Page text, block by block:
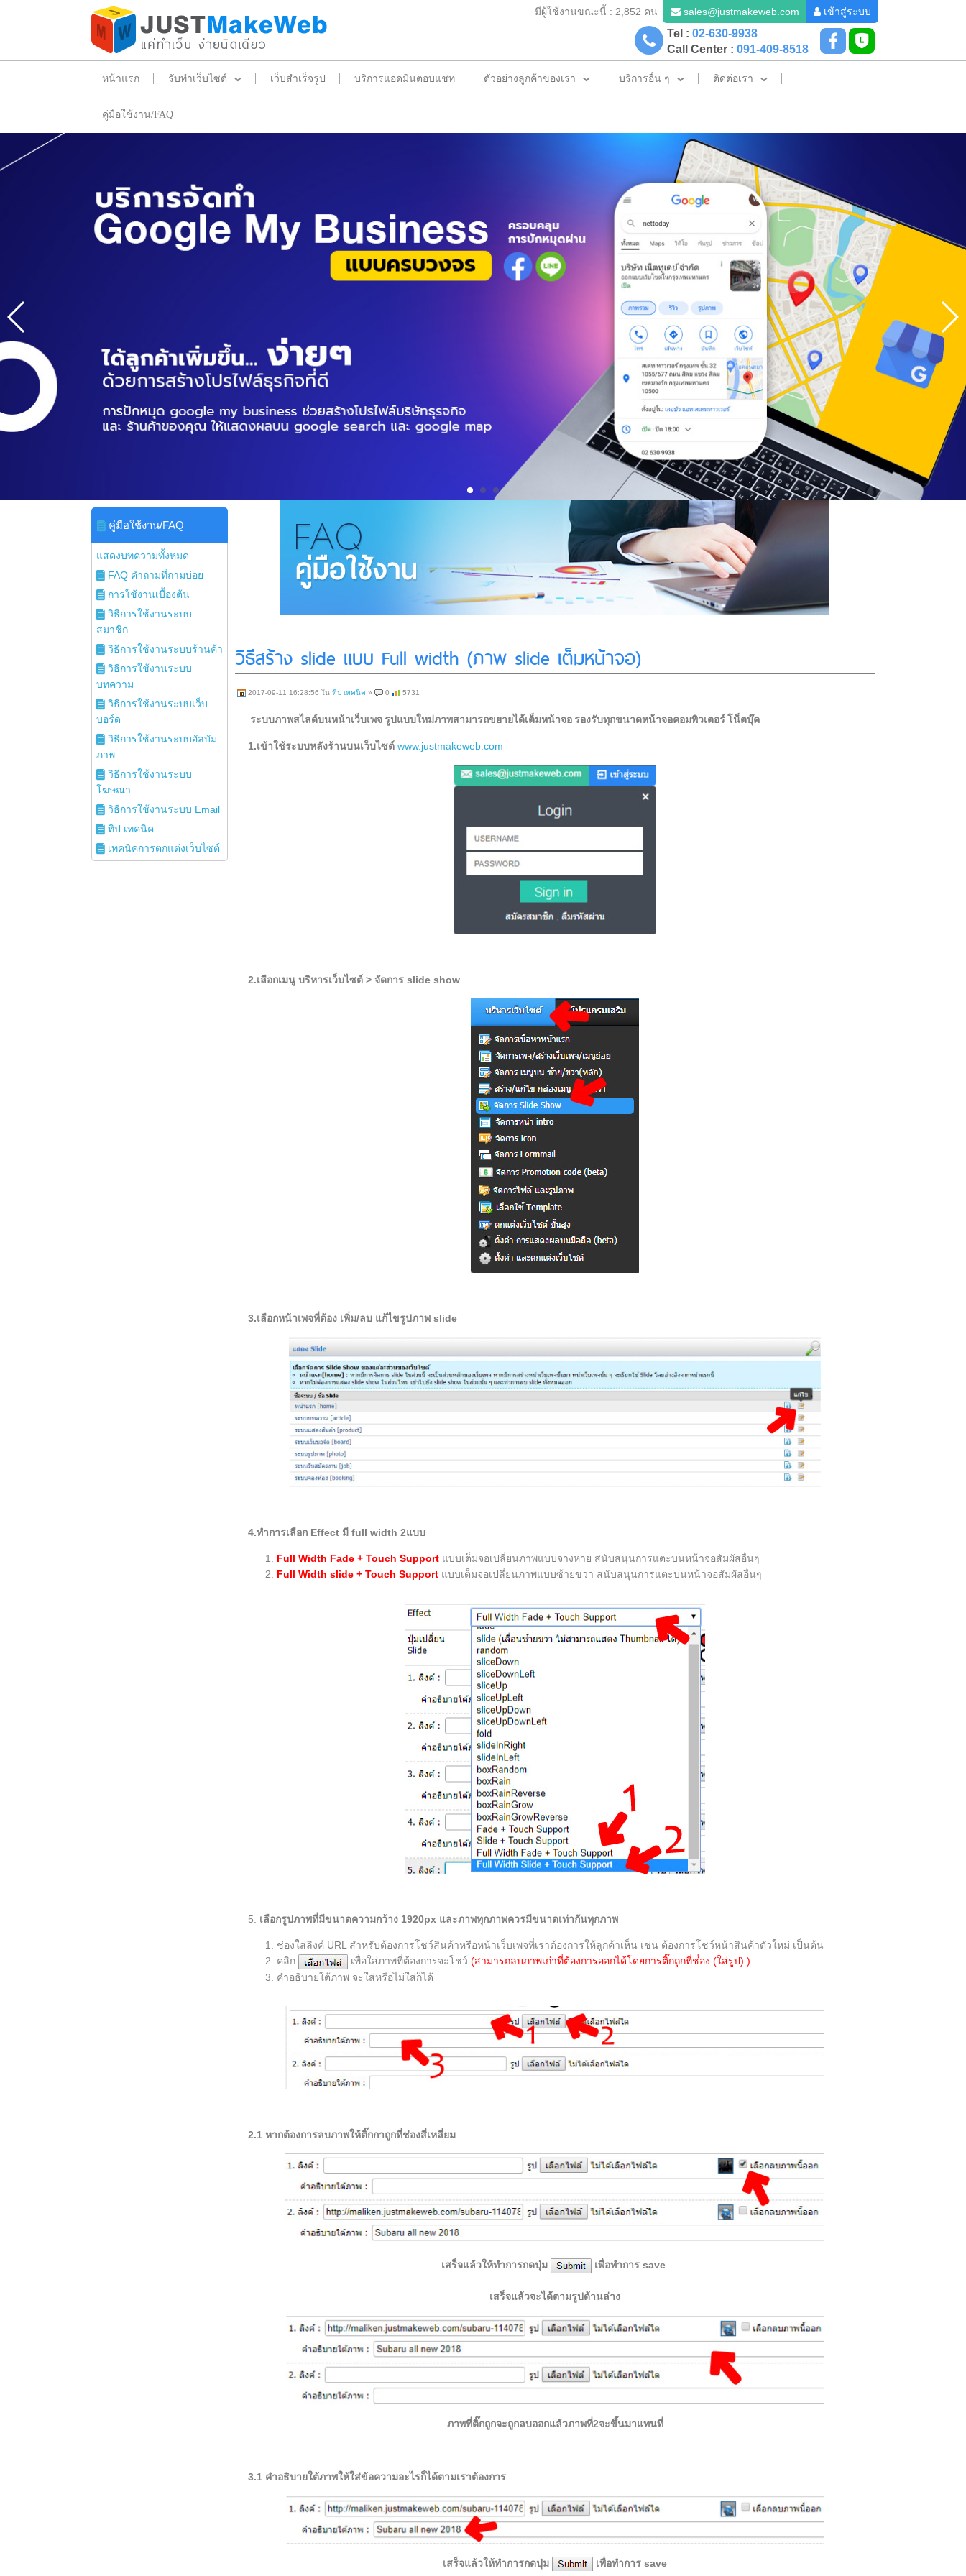
sales@justmakeweb.com เข้าสู่ระบบ
มีผู้ใช้งานขณะนี้ : 2,852 คน
Tel : 02-630-9938
Call Center : 091-409-8518
หน้าแรก รับทำเว็บไซต์ เว็บสำเร็จรูป บริการแอดมินตอบแชท ตัวอย่างลูกค้าของเรา บริการอื่น ๆ ติดต่อเรา
คู่มือใช้งาน/FAQ
คู่มือใช้งาน/FAQ
แสดงบทความทั้งหมด
FAQ คำถามที่ถามบ่อย
การใช้งานเบื้องต้น
วิธีการใช้งานระบบ
สมาชิก
วิธีการใช้งานระบบร้านค้า
วิธีการใช้งานระบบ
บทความ
วิธีการใช้งานระบบเว็บ
บอร์ด
วิธีการใช้งานระบบอัลบัม
ภาพ
วิธีการใช้งานระบบ
โฆษณา
วิธีการใช้งานระบบ Email
ทิป เทคนิค
เทคนิคการตกแต่งเว็บไซต์
วิธีสร้าง slide แบบ Full width (ภาพ slide เต็มหน้าจอ)
2017-09-11 16:28:56 ใน ทิป เทคนิค » 0 5731
ระบบภาพสไลด์บนหน้าเว็บเพจ รูปแบบใหม่ภาพสามารถขยายได้เต็มหน้าจอ รองรับทุกขนาดหน้าจอคอมพิวเตอร์ โน็ตบุ๊ค
1.เข้าใช้ระบบหลังร้านบนเว็บไซต์ www.justmakeweb.com
2.เลือกเมนู บริหารเว็บไซต์ > จัดการ slide show
3.เลือกหน้าเพจที่ต้อง เพิ่ม/ลบ แก้ไขรูปภาพ slide
4.ทำการเลือก Effect มี full width 2แบบ
Full Width Fade + Touch Support แบบเต็มจอเปลี่ยนภาพแบบจางหาย สนับสนุนการแตะบนหน้าจอสัมผัสอื่นๆ
Full Width slide + Touch Support แบบเต็มจอเปลี่ยนภาพแบบซ้ายขวา สนับสนุนการแตะบนหน้าจอสัมผัสอื่นๆ
5. เลือกรูปภาพที่มีขนาดความกว้าง 1920px และภาพทุกภาพควรมีขนาดเท่ากันทุกภาพ
ช่องใส่ลิงค์ URL สำหรับต้องการโชว์สินค้าหรือหน้าเว็บเพจที่เราต้องการให้ลูกค้าเห็น เช่น ต้องการโชว์หน้าสินค้าตัวใหม่ เป็นต้น
คลิก
เพื่อใส่ภาพที่ต้องการจะโชว์ (สามารถลบภาพเก่าที่ต้องการออกได้โดยการติ๊กถูกที่ช่่อง (ใส่รูป) )
คำอธิบายใต้ภาพ จะใส่หรือไม่ใส่ก็ได้
2.1 หากต้องการลบภาพให้ติ๊กกาถูกที่ช่องสี่เหลี่ยม
เสร็จแล้วให้ทำการกดปุ่ม เพื่อทำการ save
เสร็จแล้วจะได้ตามรูปด้านล่าง
ภาพที่ติ๊กถูกจะถูกลบออกแล้วภาพที่2จะขึ้นมาแทนที่
3.1 คำอธิบายใต้ภาพให้ใส่ข้อความอะไรก็ได้ตามเราต้องการ
เสร็จแล้วให้ทำการกดปุ่ม เพื่อทำการ save